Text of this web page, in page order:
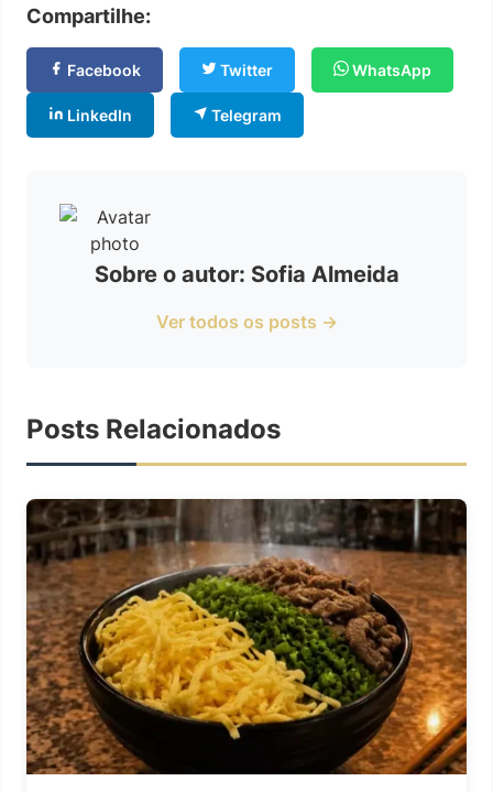
Compartilhe:
Facebook Twitter WhatsApp
LinkedIn Telegram
Sobre o autor: Sofia Almeida
Ver todos os posts →
Posts Relacionados